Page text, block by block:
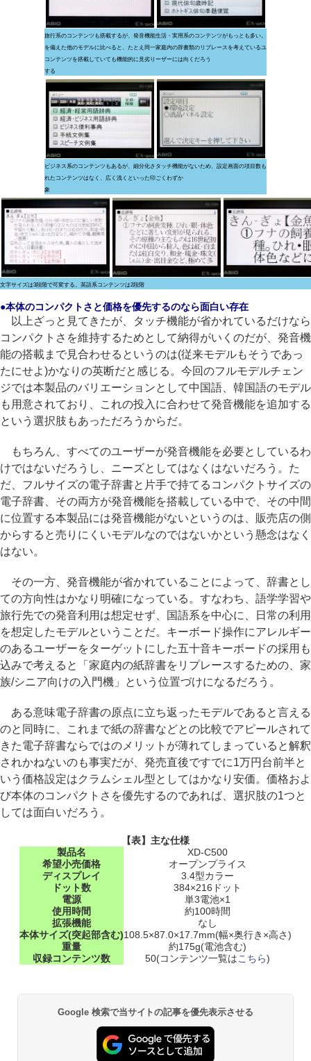
旅行系のコンテンツも搭載するが、発音機能
を備えた他のモデルに比べると、たとえ同一
コンテンツを搭載していても機能的に見劣り
する
生活・実用系のコンテンツがもっとも多い。
家庭内の辞書類のリプレースを考えているユ
ーザーには向くだろう
ビジネス系のコンテンツもあるが、細分化さ
れたコンテンツはなく、広く浅くといった印
象
タッチ機能がないため、設定画面の項目数も
ごくわずか
文字サイズは3段階で可変する。英語系コンテンツは2段階
●本体のコンパクトさと価格を優先するのなら面白い存在
以上ざっと見てきたが、タッチ機能が省かれているだけなら
コンパクトさを維持するためとして納得がいくのだが、発音機
能の搭載まで見合わせるというのは(従来モデルもそうであっ
たにせよ)かなりの英断だと感じる。今回のフルモデルチェン
ジでは本製品のバリエーションとして中国語、韓国語のモデル
も用意されており、これの投入に合わせて発音機能を追加する
という選択肢もあっただろうからだ。
もちろん、すべてのユーザーが発音機能を必要としているわ
けではないだろうし、ニーズとしてはなくはないだろう。た
だ、フルサイズの電子辞書と片手で持てるコンパクトサイズの
電子辞書、その両方が発音機能を搭載している中で、その中間
に位置する本製品には発音機能がないというのは、販売店の側
からすると売りにくいモデルなのではないかという懸念はなく
はない。
その一方、発音機能が省かれていることによって、辞書とし
ての方向性はかなり明確になっている。すなわち、語学学習や
旅行先での発音利用は想定せず、国語系を中心に、日常の利用
を想定したモデルということだ。キーボード操作にアレルギー
のあるユーザーをターゲットにした五十音キーボードの採用も
込みで考えると「家庭内の紙辞書をリプレースするための、家
族/シニア向けの入門機」という位置づけになるだろう。
ある意味電子辞書の原点に立ち返ったモデルであると言える
のと同時に、これまで紙の辞書などとの比較でアピールされて
きた電子辞書ならではのメリットが薄れてしまっていると解釈
されかねないのも事実だが、発売直後ですでに1万円台前半と
いう価格設定はクラムシェル型としてはかなり安価。価格およ
び本体のコンパクトさを優先するのであれば、選択肢の1つと
しては面白いだろう。
【表】主な仕様
製品名
XD-C500
希望小売価格
オープンプライス
ディスプレイ
3.4型カラー
ドット数
384×216ドット
電源
単3電池×1
使用時間
約100時間
拡張機能
なし
本体サイズ(突起部含む)108.5×87.0×17.7mm(幅×奥行き×高さ)
重量
約175g(電池含む)
収録コンテンツ数
50(コンテンツ一覧はこちら)
Google 検索で当サイトの記事を優先表示させる